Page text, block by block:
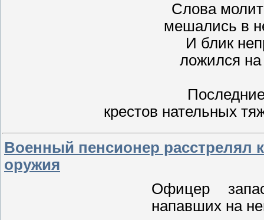
Слова
мешались в
И блик
ложился
крестов нательных
Военный пенсионер расстрелял
оружия
Офицер
напавших на